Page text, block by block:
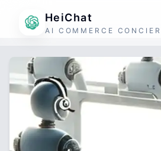
HeiChat
AI COMMERCE